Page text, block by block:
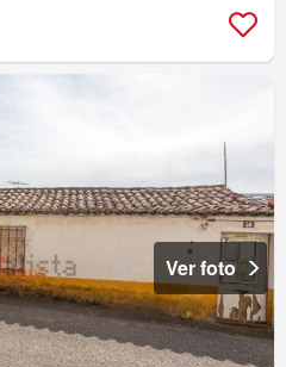
Ver foto